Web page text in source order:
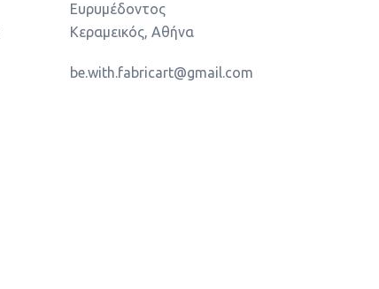
Ευρυμέδοντος
Κεραμεικός, Αθήνα
be.with.fabricart@gmail.com